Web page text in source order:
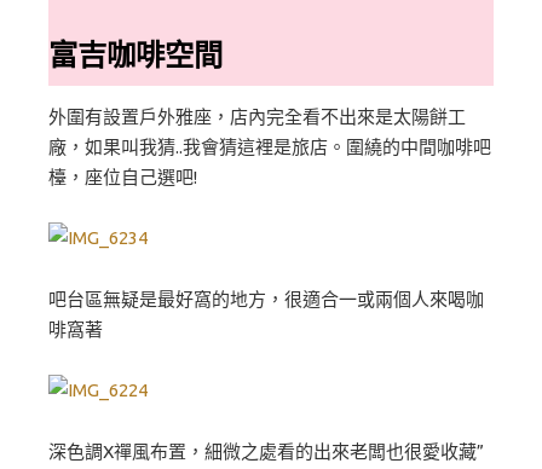
富吉咖啡空間
外圍有設置戶外雅座，店內完全看不出來是太陽餅工
廠，如果叫我猜..我會猜這裡是旅店。圍繞的中間咖啡吧
檯，座位自己選吧!
吧台區無疑是最好窩的地方，很適合一或兩個人來喝咖
啡窩著
深色調X禪風布置，細微之處看的出來老闆也很愛收藏”